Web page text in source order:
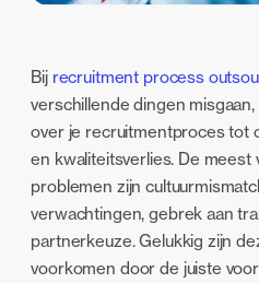
Bij recruitment process
verschillende dingen
over je recruitmentproces tot
en kwaliteitsverlies. De meest
problemen zijn
verwachtingen, gebrek aan
partnerkeuze. Gelukkig zijn
voorkomen door de juiste